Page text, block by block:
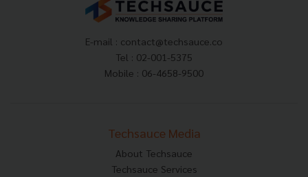
E-mail : contact@techsauce.co
Tel : 02-001-5375
Mobile : 06-4658-9500
Techsauce Media
About Techsauce
Techsauce Services